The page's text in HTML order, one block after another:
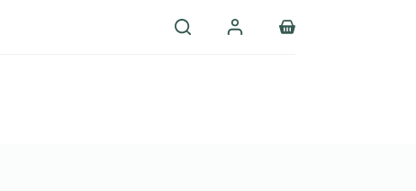
Shopping